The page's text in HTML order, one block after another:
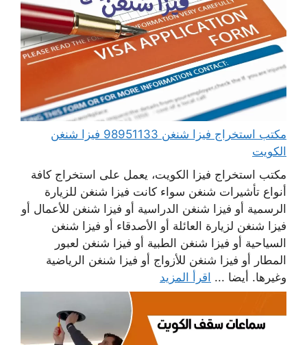
مكتب استخراج فيزا شنغن 98951133 فيزا شنغن
الكويت
مكتب استخراج فيزا الكويت، يعمل على استخراج كافة
أنواع تأشيرات شنغن سواء كانت فيزا شنغن للزيارة
الرسمية أو فيزا شنغن الدراسية أو فيزا شنغن للأعمال أو
فيزا شنغن لزيارة العائلة أو الأصدقاء أو فيزا شنغن
السياحية أو فيزا شنغن الطبية أو فيزا شنغن لعبور
المطار أو فيزا شنغن للأزواج أو فيزا شنغن الرياضية
وغيرها. أيضا ... اقرأ المزيد